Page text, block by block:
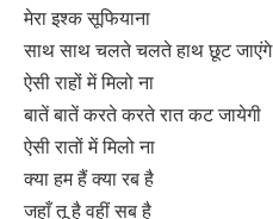
मेरा इश्क सूफियाना
साथ साथ चलते चलते हाथ छूट जाएंगे
ऐसी राहों में मिलो ना
बातें बातें करते करते रात कट जायेगी
ऐसी रातों में मिलो ना
क्या हम हैं क्या रब है
जहाँ तू है वहीं सब है